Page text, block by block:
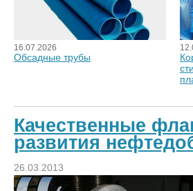
16.07.2026
Обсадные трубы
Качественные
развития
26.03.2013